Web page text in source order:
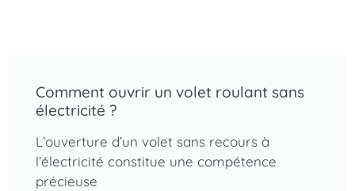
Comment ouvrir un volet roulant sans
électricité ?
L’ouverture d’un volet sans recours à
l’électricité constitue une compétence
précieuse